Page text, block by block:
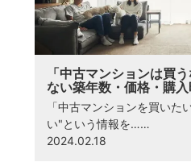
「中古マンションは買
ない築年数・価格・購
「中古マンションを買いた
い"という情報を……
2024.02.18